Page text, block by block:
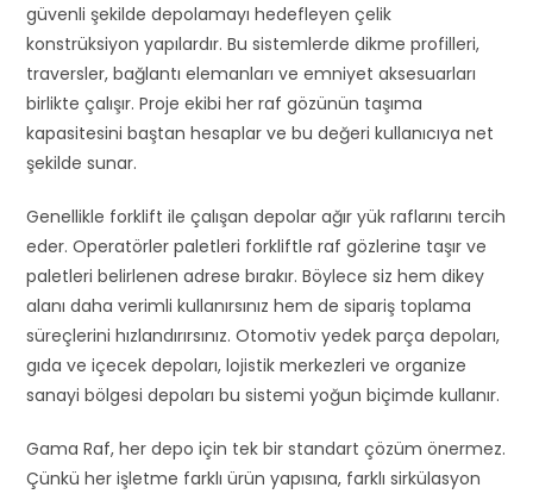
güvenli şekilde depolamayı hedefleyen çelik
konstrüksiyon yapılardır. Bu sistemlerde dikme profilleri,
traversler, bağlantı elemanları ve emniyet aksesuarları
birlikte çalışır. Proje ekibi her raf gözünün taşıma
kapasitesini baştan hesaplar ve bu değeri kullanıcıya net
şekilde sunar.
Genellikle forklift ile çalışan depolar ağır yük raflarını tercih
eder. Operatörler paletleri forkliftle raf gözlerine taşır ve
paletleri belirlenen adrese bırakır. Böylece siz hem dikey
alanı daha verimli kullanırsınız hem de sipariş toplama
süreçlerini hızlandırırsınız. Otomotiv yedek parça depoları,
gıda ve içecek depoları, lojistik merkezleri ve organize
sanayi bölgesi depoları bu sistemi yoğun biçimde kullanır.
Gama Raf, her depo için tek bir standart çözüm önermez.
Çünkü her işletme farklı ürün yapısına, farklı sirkülasyon